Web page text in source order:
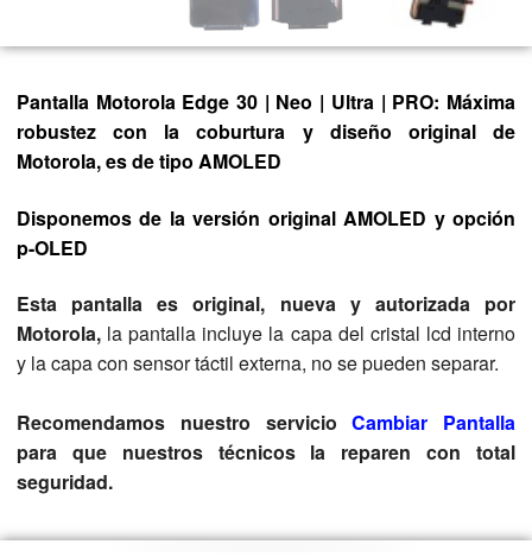
Pantalla Motorola Edge 30 | Neo | Ultra | PRO: Máxima
robustez con la coburtura y diseño original de
Motorola, es de tipo AMOLED
Disponemos de la versión original AMOLED y opción
p-OLED
Esta pantalla es original, nueva y autorizada por
Motorola, la pantalla incluye la capa del cristal lcd interno
y la capa con sensor táctil externa, no se pueden separar.
Recomendamos nuestro servicioCambiar Pantalla
para que nuestros técnicos la reparen con total
seguridad.